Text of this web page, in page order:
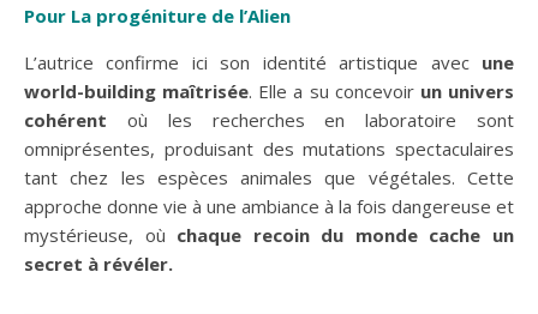
Pour La progéniture de l’Alien
L’autrice confirme ici son identité artistique avec une
world-building maîtrisée. Elle a su concevoir un univers
cohérent où les recherches en laboratoire sont
omniprésentes, produisant des mutations spectaculaires
tant chez les espèces animales que végétales. Cette
approche donne vie à une ambiance à la fois dangereuse et
mystérieuse, où chaque recoin du monde cache un
secret à révéler.